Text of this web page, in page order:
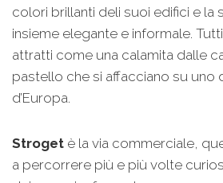
colori brillanti deli suoi edifici e la
insieme elegante e informale.
attratti come una calamita dalle
pastello che si affacciano su uno
d’Europa.
Stroget è la via commerciale,
a percorrere più e più volte